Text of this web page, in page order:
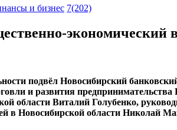
и бизнес 7(202)
экономический
подвёл Новосибирский
и развития предпринимательства
области Виталий Голубенко,
в Новосибирской области Николай